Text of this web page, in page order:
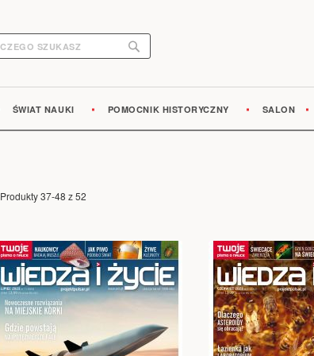
Search
ŚWIAT NAUKI POMOCNIK HISTORYCZNY SALON
Produkty37-48 z52